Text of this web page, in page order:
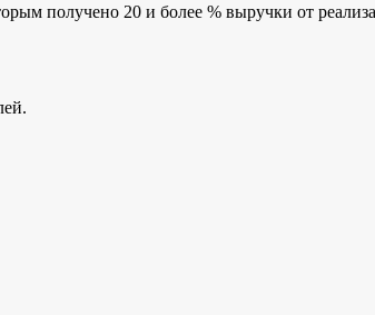
получено 20 и более % выручки от